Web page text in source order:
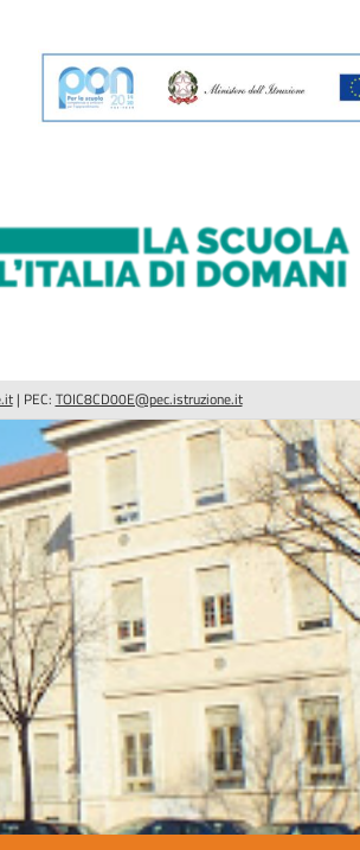
| PEC: TOIC8CD00E@pec.istruzione.it